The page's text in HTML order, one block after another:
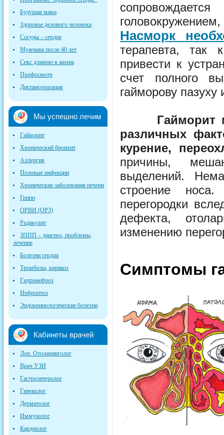
Насморк
терапевта, так
привести к
счет полного
гайморову
Гайморит
различных
курение,
причины,
выделений.
строение
перегородки
дефекта,
изменению
Симптомы
Будущая мама
Здоровье делового человека
Сосуды – сердце
Мужчина после 40 лет
Секс длиною в жизнь
Профосмотр
Диспансеризация
Мы успешно лечим
Гайморит
Хронический бронхит
Аллергия
Половые инфекции
Хронические заболевания печени
Грипп
ОРВИ (ОРЗ)
Радикулит
ЗППП – диагноз, проблемы,
лечение
Болезни сердца
Тромбозы, варикоз
Гидронефроз
Нефроптоз
Эндокринологические болезни
Кабинеты врачей
Лор. Отоларинголог
Врач УЗИ
Гастроэнтеролог
Гинеколог
Дерматолог
Иммунолог
Кардиолог